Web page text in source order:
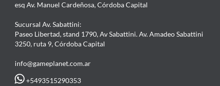
esq Av. Manuel Cardeñosa, Córdoba Capital
Sucursal Av. Sabattini:
Paseo Libertad, stand 1790, Av Sabattini. Av. Amadeo Sabattini
3250, ruta 9, Córdoba Capital
info@gameplanet.com.ar
+5493515290353